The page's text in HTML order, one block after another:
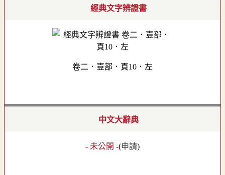
經典文字辨證書
卷二．壴部．頁10．左
中文大辭典
- 未公開 -(申請)